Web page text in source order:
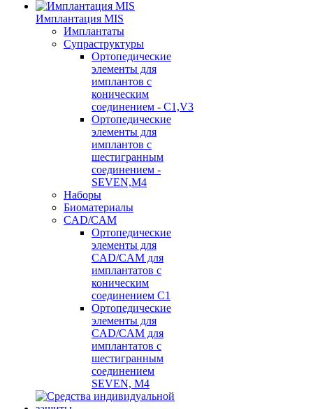
Имплантация MIS
Имплантаты
Супраструктуры
Ортопедические
элементы для
имплантов с
коническим
соединением - C1,V3
Ортопедические
элементы для
имплантов с
шестигранным
соединением -
SEVEN,M4
Наборы
Биоматериалы
CAD/CAM
Ортопедические
элементы для
CAD/CAM для
имплантатов с
коническим
соединением С1
Ортопедические
элементы для
CAD/CAM для
имплантатов с
шестигранным
соединением
SEVEN, М4